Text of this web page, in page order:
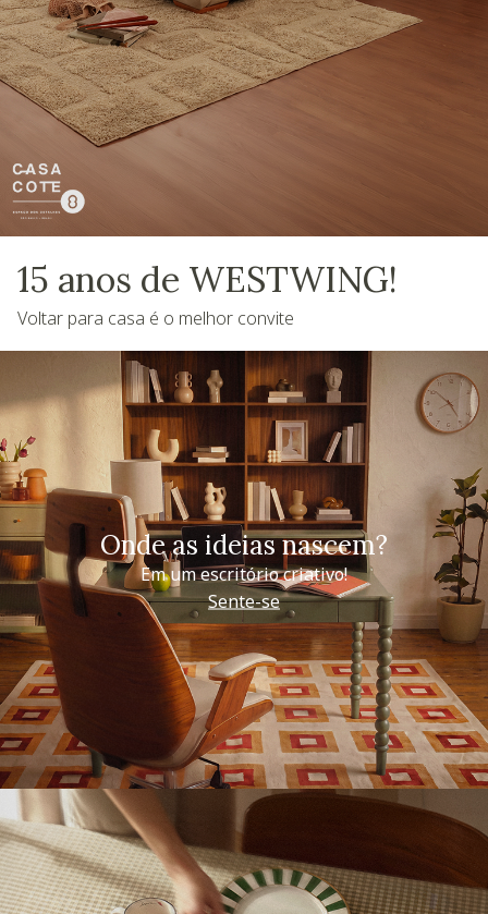
15 anos de WESTWING!
Voltar para casa é o melhor convite
Onde as ideias nascem?
Em um escritório criativo!
Sente-se